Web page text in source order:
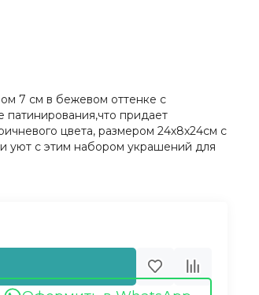
7 см в бежевом оттенке с
патинирования,что придает
цвета, размером 24х8х24см с
уют с этим набором украшений для